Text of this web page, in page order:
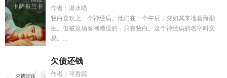
作者：潜水喵
牧白喜欢上一个神经病。他们在一个午后，突如其来地碧海潮
生。但被这场春潮湮没的，只有牧白。这个神经病的名字叫文
易。...
欠债还钱
作者：寻香踪